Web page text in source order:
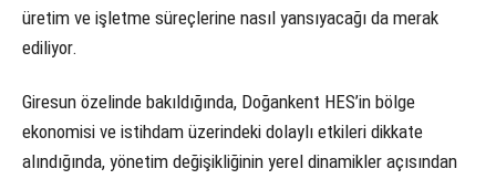
üretim ve işletme süreçlerine nasıl yansıyacağı da merak
ediliyor.
Giresun özelinde bakıldığında, Doğankent HES’in bölge
ekonomisi ve istihdam üzerindeki dolaylı etkileri dikkate
alındığında, yönetim değişikliğinin yerel dinamikler açısından